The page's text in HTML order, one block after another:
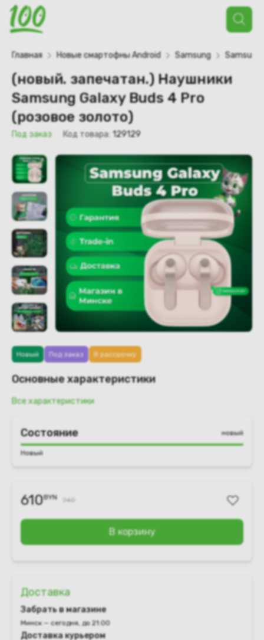
Поиск
товаров
Главная Новые смартофны Android Samsung Samsung
(новый. запечатан.) Наушники
Samsung Galaxy Buds 4 Pro
(розовое золото)
Под заказ Код товара: 129129
Новый Под заказ В рассрочку
Основные характеристики
Все характеристики
Состояние новый
Новый
610BYN 740
В корзину
Доставка
Забрать в магазине
Минск — сегодня, до 21:00
Доставка курьером